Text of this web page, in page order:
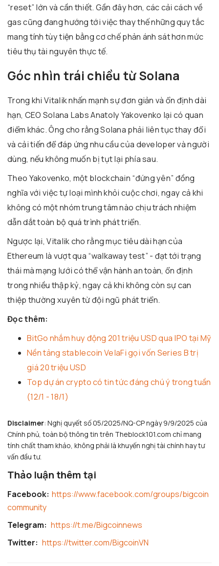
“reset” lớn và cần thiết. Gần đây hơn, các cải cách về
gas cũng đang hướng tới việc thay thế những quy tắc
mang tính tùy tiện bằng cơ chế phản ánh sát hơn mức
tiêu thụ tài nguyên thực tế.
Góc nhìn trái chiều từ Solana
Trong khi Vitalik nhấn mạnh sự đơn giản và ổn định dài
hạn, CEO Solana Labs Anatoly Yakovenko lại có quan
điểm khác. Ông cho rằng Solana phải liên tục thay đổi
và cải tiến để đáp ứng nhu cầu của developer và người
dùng, nếu không muốn bị tụt lại phía sau.
Theo Yakovenko, một blockchain “đứng yên” đồng
nghĩa với việc tự loại mình khỏi cuộc chơi, ngay cả khi
không có một nhóm trung tâm nào chịu trách nhiệm
dẫn dắt toàn bộ quá trình phát triển.
Ngược lại, Vitalik cho rằng mục tiêu dài hạn của
Ethereum là vượt qua “walkaway test” - đạt tới trạng
thái mà mạng lưới có thể vận hành an toàn, ổn định
trong nhiều thập kỷ, ngay cả khi không còn sự can
thiệp thường xuyên từ đội ngũ phát triển.
Đọc thêm:
BitGo nhắm huy động 201 triệu USD qua IPO tại Mỹ
Nền tảng stablecoin VelaFi gọi vốn Series B trị
giá 20 triệu USD
Top dự án crypto có tin tức đáng chú ý trong tuần
(12/1 - 18/1)
Disclaimer: Nghị quyết số 05/2025/NQ-CP ngày 9/9/2025 của
Chính phủ, toàn bộ thông tin trên Theblock101.com chỉ mang
tính chất tham khảo, không phải là khuyến nghị tài chính hay tư
vấn đầu tư.
Thảo luận thêm tại
Facebook: https://www.facebook.com/groups/bigcoin
community
Telegram: https://t.me/Bigcoinnews
Twitter: https://twitter.com/BigcoinVN